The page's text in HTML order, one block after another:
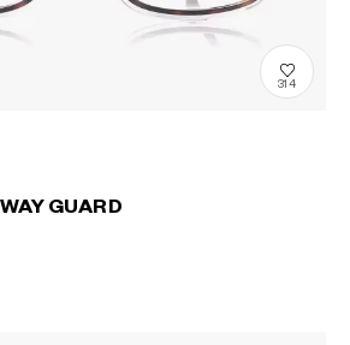
314
GUARD